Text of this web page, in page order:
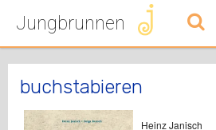
Jungbrunnen
buchstabieren
Heinz Janisch